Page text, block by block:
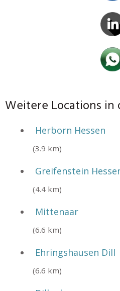
Weitere Locations in
Herborn Hessen
(3.9 km)
Greifenstein
(4.4 km)
Mittenaar
(6.6 km)
Ehringshausen Dill
(6.6 km)